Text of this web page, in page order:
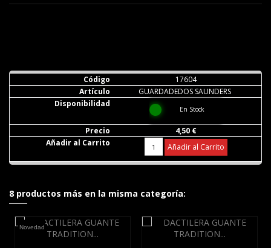
17604
GUARDADEDOS SAUNDERS
En Stock
4,50 €
Añadir al Carrito
8 productos más en la misma categoría:
Novedad